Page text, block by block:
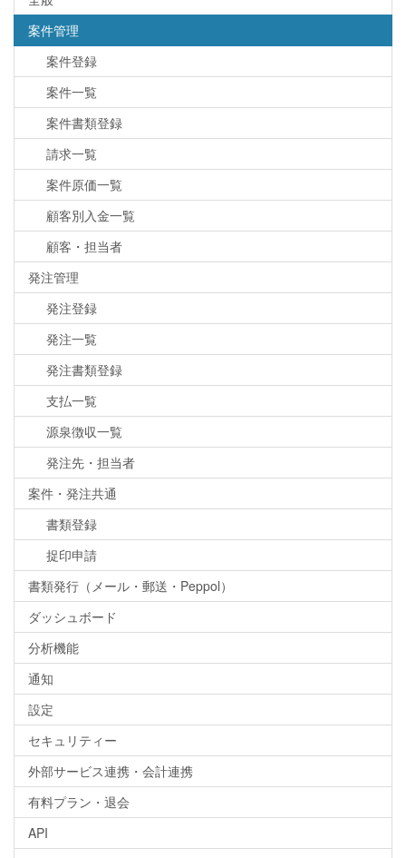
案件管理
案件登録
案件一覧
案件書類登録
請求一覧
案件原価一覧
顧客別入金一覧
顧客・担当者
発注管理
発注登録
発注一覧
発注書類登録
支払一覧
源泉徴収一覧
発注先・担当者
案件・発注共通
書類登録
捉印申請
書類発行（メール・郵送・Peppol）
ダッシュボード
分析機能
通知
設定
セキュリティー
外部サービス連携・会計連携
有料プラン・退会
API